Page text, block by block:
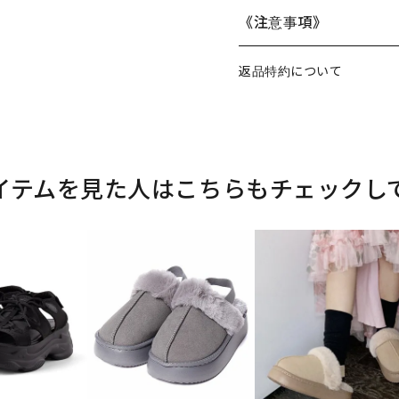
《注意事項》
返品特約について
テムを見た人はこちらもチェックし